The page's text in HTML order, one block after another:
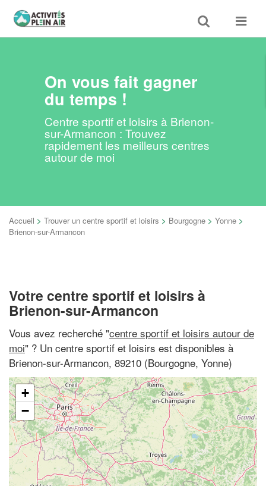
Toggle
search
Toggle
On vous fait gagner
du temps !
Centre sportif et loisirs à Brienon-
sur-Armancon : Trouvez
rapidement les meilleurs centres
autour de moi
Accueil > Trouver un centre sportif et loisirs > Bourgogne > Yonne >
Brienon-sur-Armancon
Votre centre sportif et loisirs à
Brienon-sur-Armancon
Vous avez recherché "centre sportif et loisirs autour de
moi" ? Un centre sportif et loisirs est disponibles à
Brienon-sur-Armancon, 89210 (Bourgogne, Yonne)
+
−